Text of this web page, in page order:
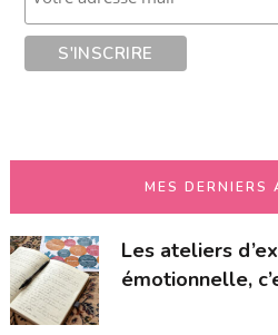
MES DERNIERS
Les ateliers
émotionnelle,